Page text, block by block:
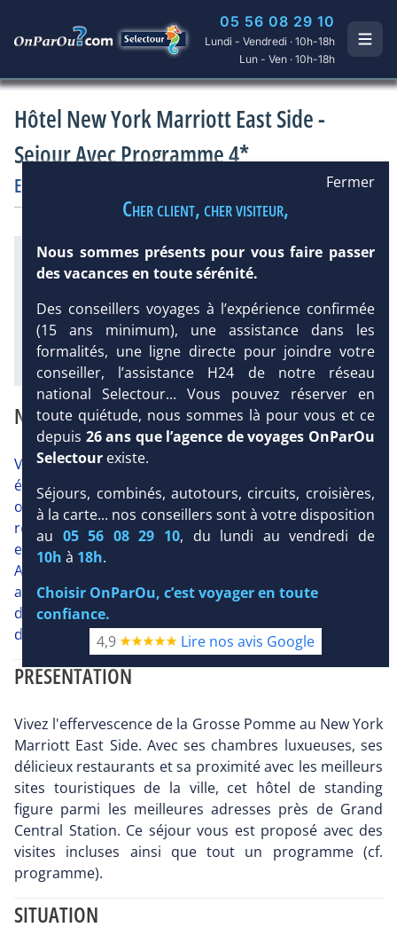
05 56 08 29 10
Lundi - Vendredi · 10h-18h
Lun - Ven · 10h-18h
Hôtel New York Marriott East Side -
Sejour Avec Programme 4*
Etats-Unis Classique
DEMANDE
D’INFORMATIONS
Infos météo :
26 °C
86 mm
20 °C
646
Tx :4 %
Diaporama
NOTRE AVIS
Voici un séjour à New-York de 6 jours / 4 nuits très bien
équilibré avec un programme de visites incluses sans
oublier les transferts aéroport - hôtel le tout sur vols
réguliers Air France. Le rapport qualité - prix est
excellent et l'hôtel est très bien situé pour le shopping.
Attention, afin d'obtenir les meilleurs prix, le voyagiste
a concentré ses départs sur quelques dates seulement
dans l'année. Les places sont donc limitées et il est
donc conseillé de réserver le plus tôt possible.
PRÉSENTATION
Vivez l'effervescence de la Grosse Pomme au New York
Marriott East Side. Avec ses chambres luxueuses, ses
délicieux restaurants et sa proximité avec les meilleurs
sites touristiques de la ville, cet hôtel de standing
figure parmi les meilleures adresses près de Grand
Central Station. Ce séjour vous est proposé avec des
visites incluses ainsi que tout un programme (cf.
programme).
SITUATION
Fermer
Cher client, cher visiteur,
Nous sommes présents pour vous faire passer
des vacances en toute sérénité.
Des conseillers voyages à l’expérience confirmée
(15 ans minimum), une assistance dans les
formalités, une ligne directe pour joindre votre
conseiller, l’assistance H24 de notre réseau
national Selectour... Vous pouvez réserver en
toute quiétude, nous sommes là pour vous et ce
depuis 26 ans que l’agence de voyages OnParOu
Selectour existe.
Séjours, combinés, autotours, circuits, croisières,
à la carte... nos conseillers sont à votre disposition
au 05 56 08 29 10, du lundi au vendredi de
10h à 18h.
Choisir OnParOu, c’est voyager en toute
confiance.
4,9
Lire nos avis Google